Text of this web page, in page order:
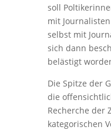
soll
mit
selbst mit
sich dann
belästigt
Die Spitze der
die
Recherche der
kategorischen